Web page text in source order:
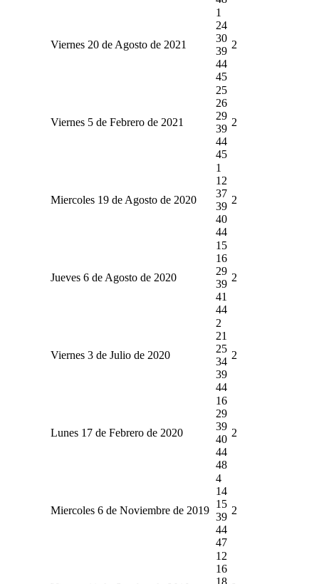
Viernes 20 de Agosto de 2021
1
24
30
39
44
45
2
Viernes 5 de Febrero de 2021
25
26
29
39
44
45
2
Miercoles 19 de Agosto de 2020
1
12
37
39
40
44
2
Jueves 6 de Agosto de 2020
15
16
29
39
41
44
2
Viernes 3 de Julio de 2020
2
21
25
34
39
44
2
Lunes 17 de Febrero de 2020
16
29
39
40
44
48
2
Miercoles 6 de Noviembre de 2019
4
14
15
39
44
47
2
12
16
18